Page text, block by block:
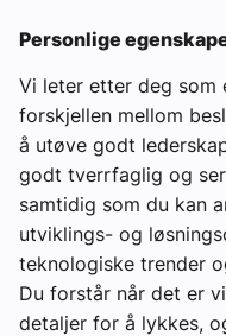
Personlige
Vi leter etter deg som
forskjellen mellom
å utøve godt
godt tverrfaglig og
samtidig som du kan
utviklings- og
teknologiske trender
Du forstår når det er
detaljer for å lykkes,